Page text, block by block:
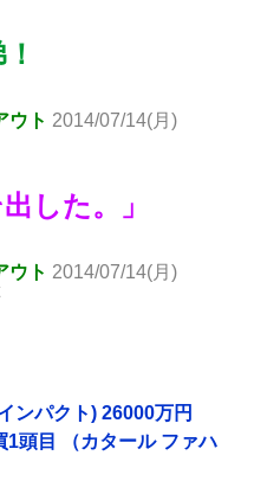
ウト 2014/07/14(月)
した。」
ウト 2014/07/14(月)
ンパクト) 26000万円
頭目 （カタール ファハ